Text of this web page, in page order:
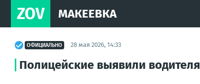
ZOV МАКЕЕВКА
ОФИЦИАЛЬНО 28 мая 2026, 14:33
Полицейские выявили